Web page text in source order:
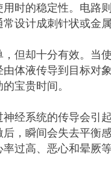
时的稳定性。电路
设计成刺针状或金
但却十分有效。当
体液传导到目标对
宝贵时间。
经系统的传导会引
，瞬间会失去平衡
过高、恶心和晕厥